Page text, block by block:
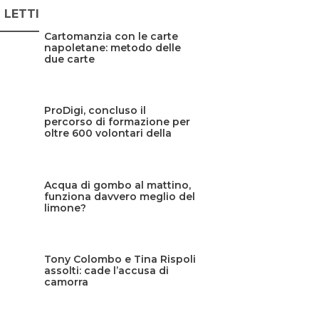
LETTI
Cartomanzia con le carte
napoletane: metodo delle
due carte
ProDigi, concluso il
percorso di formazione per
oltre 600 volontari della
Acqua di gombo al mattino,
funziona davvero meglio del
limone?
Tony Colombo e Tina Rispoli
assolti: cade l’accusa di
camorra